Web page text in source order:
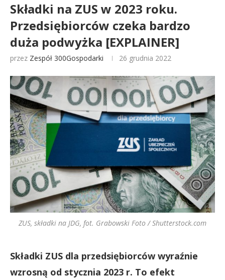
Składki na ZUS w 2023 roku.
Przedsiębiorców czeka bardzo
duża podwyżka [EXPLAINER]
przez Zespół 300Gospodarki 26 grudnia 2022
ZUS, składki na JDG, fot. Grabowski Foto / Shutterstock.com
Składki ZUS dla przedsiębiorców wyraźnie
wzrosną od stycznia 2023 r. To efekt